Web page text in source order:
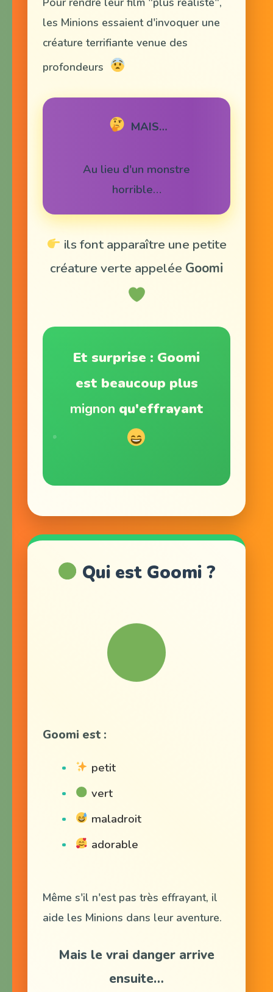
les Minions essaient d'invoquer une
créature terrifiante venue des
profondeurs
MAIS…
Au lieu d'un monstre
horrible…
ils font apparaître une petite
créature verte appelée Goomi
Et surprise : Goomi
est beaucoup plus
mignon qu'effrayant
Qui est Goomi ?
Goomi est :
petit
vert
maladroit
adorable
Même s'il n'est pas très effrayant, il
aide les Minions dans leur aventure.
Mais le vrai danger arrive
ensuite…